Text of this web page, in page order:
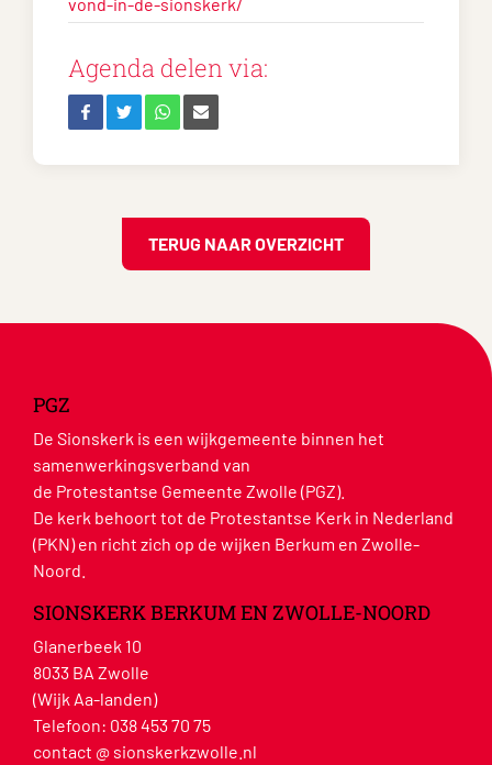
Agenda delen via:
TERUG NAAR OVERZICHT
PGZ
De Sionskerk is een wijkgemeente binnen het
samenwerkingsverband van
de Protestantse Gemeente Zwolle (PGZ).
De kerk behoort tot de Protestantse Kerk in Nederland
(PKN) en richt zich op de wijken Berkum en Zwolle-
Noord.
SIONSKERK BERKUM EN ZWOLLE-NOORD
Glanerbeek 10
8033 BA Zwolle
(Wijk Aa-landen)
Telefoon: 038 453 70 75
contact @ sionskerkzwolle.nl